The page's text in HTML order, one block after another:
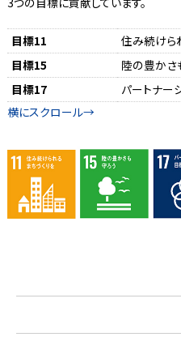
目標11
住み続けら
目標15
陸の豊かさ
目標17
パートナー